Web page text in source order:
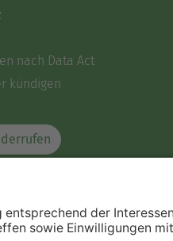
nach Data Act
kündigen